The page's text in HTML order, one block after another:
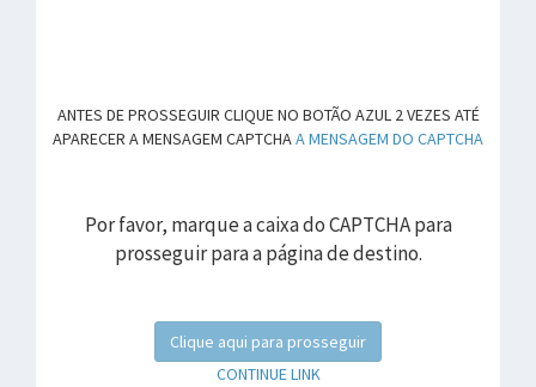
ANTES DE PROSSEGUIR CLIQUE NO BOTÃO AZUL 2 VEZES ATÉ
APARECER A MENSAGEM CAPTCHAA MENSAGEM DO CAPTCHA
Por favor, marque a caixa do CAPTCHA para
prosseguir para a página de destino.
Clique aqui para prosseguir
CONTINUE LINK